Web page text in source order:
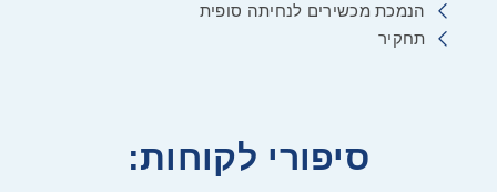
הנמכת מכשירים לנחיתה סופית
תחקיר
סיפורי לקוחות: